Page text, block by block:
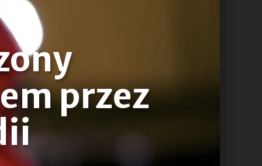
pięciorga dzieci w hrabstwie Kerry.
dwójkę swoich małych dzieci
przez